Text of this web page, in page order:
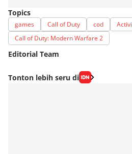
Topics
games Call of Duty cod
Call of Duty: Modern Warfare 2
Editorial Team
Editor
Tonton lebih seru di